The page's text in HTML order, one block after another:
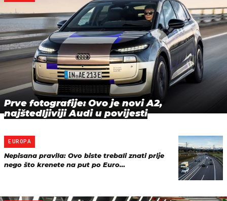
Prve fotografije: Ovo je novi A2,
najštedljiviji Audi u povijesti
EUROPA
Nepisana pravila: Ovo biste trebali znati prije
nego što krenete na put po Euro…